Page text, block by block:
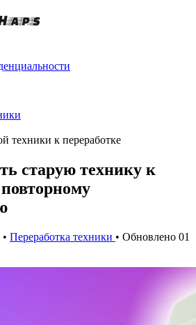
техники к переработке
старую технику к
• Переработка техники • Обновлено 01